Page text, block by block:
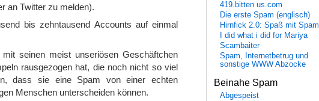
an Twitter zu melden).
bis zehntausend Accounts auf einmal
seinen meist unseriösen Geschäftchen
rausgezogen hat, die noch nicht so viel
dass sie eine Spam von einer echten
Menschen unterscheiden können.
419.bitten us.com
Die erste Spam (englisch)
Hirnfick 2.0: Spaß mit Spam
I did what i did for Mariya
Scambaiter
Spam, Internetbetrug und
sonstige WWW Abzocke
Beinahe Spam
Abgespeist